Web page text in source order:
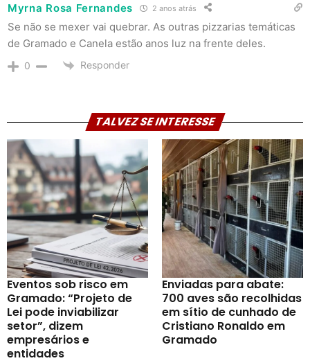
Myrna Rosa Fernandes 2 anos atrás
Se não se mexer vai quebrar. As outras pizzarias temáticas
de Gramado e Canela estão anos luz na frente deles.
0 Responder
TALVEZ SE INTERESSE
Eventos sob risco em
Gramado: “Projeto de
Lei pode inviabilizar
setor”, dizem
empresários e
entidades
Enviadas para abate:
700 aves são recolhidas
em sítio de cunhado de
Cristiano Ronaldo em
Gramado